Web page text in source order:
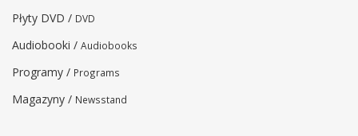
Płyty DVD / DVD
Audiobooki / Audiobooks
Programy / Programs
Magazyny / Newsstand